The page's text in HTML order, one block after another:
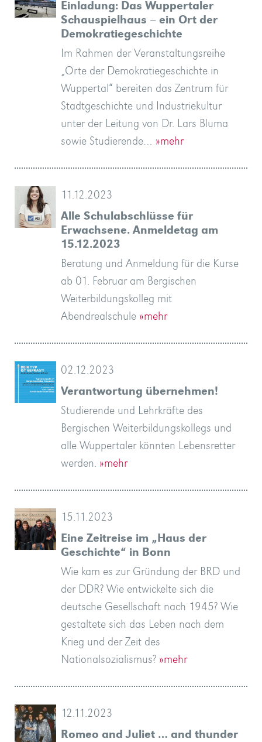
Einladung: Das Wuppertaler
Schauspielhaus – ein Ort der
Demokratiegeschichte
Im Rahmen der Veranstaltungsreihe
„Orte der Demokratiegeschichte in
Wuppertal“ bereiten das Zentrum für
Stadtgeschichte und Industriekultur
unter der Leitung von Dr. Lars Bluma
sowie Studierende… »mehr
11.12.2023
Alle Schulabschlüsse für
Erwachsene. Anmeldetag am
15.12.2023
Beratung und Anmeldung für die Kurse
ab 01. Februar am Bergischen
Weiterbildungskolleg mit
Abendrealschule »mehr
02.12.2023
Verantwortung übernehmen!
Studierende und Lehrkräfte des
Bergischen Weiterbildungskollegs und
alle Wuppertaler könnten Lebensretter
werden. »mehr
15.11.2023
Eine Zeitreise im „Haus der
Geschichte“ in Bonn
Wie kam es zur Gründung der BRD und
der DDR? Wie entwickelte sich die
deutsche Gesellschaft nach 1945? Wie
gestaltete sich das Leben nach dem
Krieg und der Zeit des
Nationalsozialismus? »mehr
12.11.2023
Romeo and Juliet … and thunder